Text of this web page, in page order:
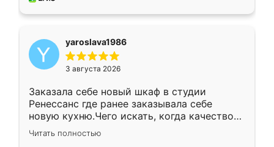
yaroslava1986
3 августа 2026
Заказала себе новый шкаф в студии
Ренессанс где ранее заказывала себе
новую кухню.Чего искать, когда качеством
вполне довольна. Служит кухня уже почти
два года, нареканий нет.
Читать полностью